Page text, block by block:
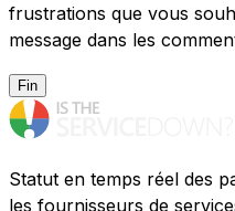
frustrations que vous
message dans les
Fin
Statut en temps réel des
les fournisseurs de